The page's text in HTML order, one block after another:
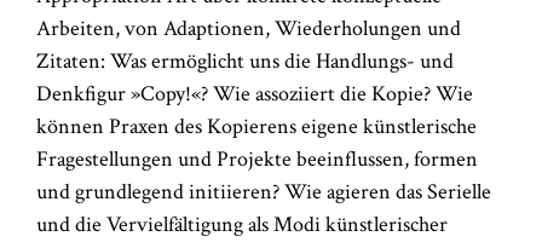
Arbeiten, von Adaptionen, Wiederholungen und
Zitaten: Was ermöglicht uns die Handlungs- und
Denkfigur »Copy!«? Wie assoziiert die Kopie? Wie
können Praxen des Kopierens eigene künstlerische
Fragestellungen und Projekte beeinflussen, formen
und grundlegend initiieren? Wie agieren das Serielle
und die Vervielfältigung als Modi künstlerischer